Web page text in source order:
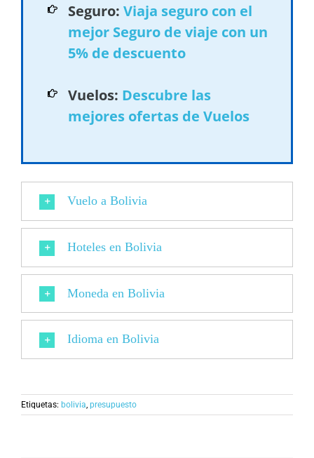
Seguro: Viaja seguro con el
mejor Seguro de viaje con un
5% de descuento
Vuelos: Descubre las
mejores ofertas de Vuelos
Vuelo a Bolivia
Hoteles en Bolivia
Moneda en Bolivia
Idioma en Bolivia
Etiquetas: bolivia, presupuesto